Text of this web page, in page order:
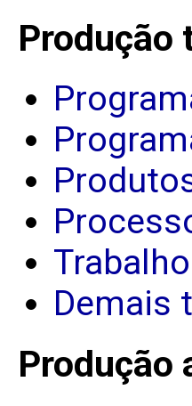
Produção
Demais
Produção